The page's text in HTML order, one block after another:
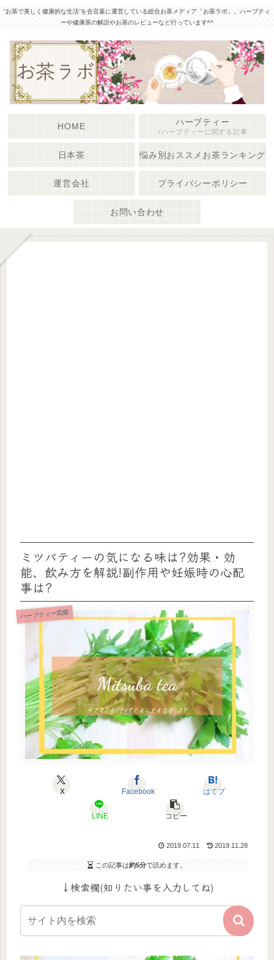
”お茶で美しく健康的な生活”を合言葉に運営している総合お茶メディア「お茶ラボ」。ハーブティ
ーや健康茶の解説やお茶のレビューなど行っています^^
HOME ハーブティー
ハーブティーに関する記事
日本茶 悩み別おススメお茶ランキング
運営会社 プライバシーポリシー
お問い合わせ
ミツバティーの気になる味は?効果・効
能、飲み方を解説!副作用や妊娠時の心配
事は?
ハーブティー図鑑
X Facebook はてブ
LINE コピー
2019.07.11 2019.11.28
この記事は約5分で読めます。
↓検索欄(知りたい事を入力してね)